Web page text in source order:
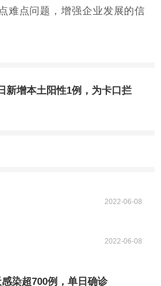
难点问题，增强企业发展的信
新增本土阳性1例，为卡口拦
2022-06-08
2022-06-08
染超700例，单日确诊